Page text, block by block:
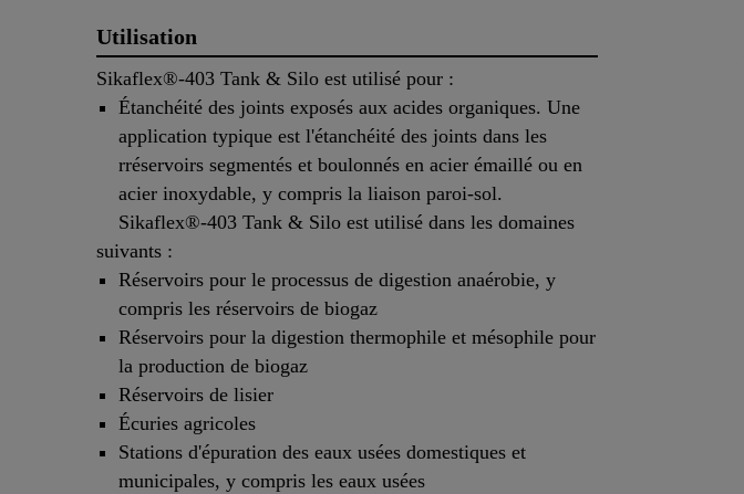
Utilisation
Sikaflex®-403 Tank & Silo est utilisé pour :
Étanchéité des joints exposés aux acides organiques. Une
application typique est l'étanchéité des joints dans les
rréservoirs segmentés et boulonnés en acier émaillé ou en
acier inoxydable, y compris la liaison paroi‑sol.
Sikaflex®-403 Tank & Silo est utilisé dans les domaines
suivants :
Réservoirs pour le processus de digestion anaérobie, y
compris les réservoirs de biogaz
Réservoirs pour la digestion thermophile et mésophile pour
la production de biogaz
Réservoirs de lisier
Écuries agricoles
Stations d'épuration des eaux usées domestiques et
municipales, y compris les eaux usées